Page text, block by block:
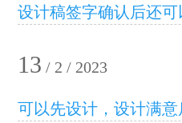
设计稿签字确认后还可
13 / 2 / 2023
可以先设计，设计满意